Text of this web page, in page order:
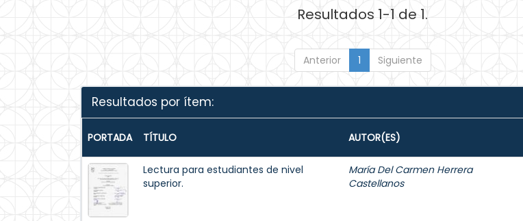
Resultados 1-1 de 1.
Anterior 1 Siguiente
Resultados por ítem:
PORTADA TÍTULO AUTOR(ES)
Lectura para estudiantes de nivel
superior.
María Del Carmen Herrera
Castellanos